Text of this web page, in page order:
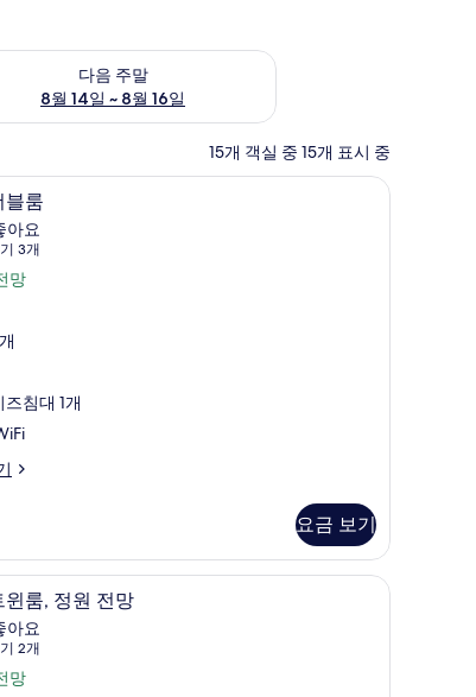
다음 주말
8월 14일 ~ 8월 16일
말 예약 가능 여부 확인, 8월 14일 ~ 8월 16일
15개 객실 중 15개 표시 중
상, 암막 커튼 디럭스 더블룸 | 객실에서 보이는 전망
블룸
중 10점
아요
3개
망
침대 1개
요금 보기
디럭스 트윈룸, 정원 전망 | 미니바, 객실 내 금
윈룸, 정원 전망
중 10점
아요
2개
망